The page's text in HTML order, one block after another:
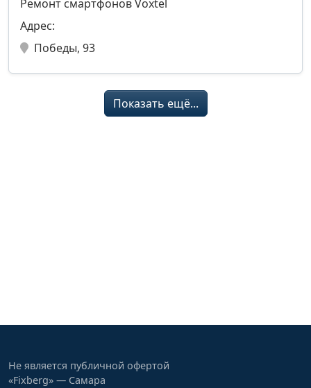
Ремонт смартфонов Voxtel
Адрес:
Победы, 93
Показать ещё...
Не является публичной офертой
«Fixberg» — Самара